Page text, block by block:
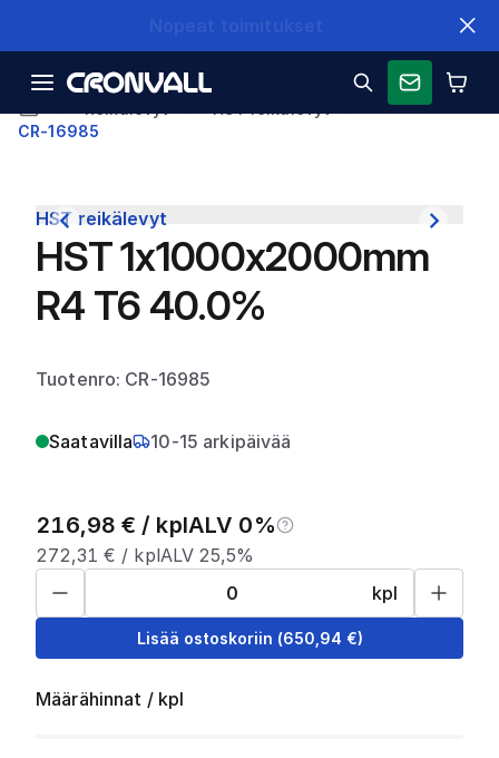
CR-16985
HST reikälevyt
HST 1x1000x2000mm
R4 T6 40.0%
Tuotenro: CR-16985
Saatavilla 10-15 arkipäivää
216,98 € / kplALV 0%
272,31 € / kplALV 25,5%
kpl
Lisää ostoskoriin (650,94 €)
Määrähinnat / kpl